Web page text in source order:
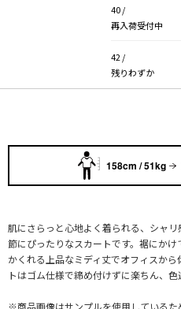
40 /
再入荷受付中
42 /
残りわずか
158cm / 51kg
肌にさらっと心地よく着られる、シャ
節にぴったりなスカートです。裾にか
かくれる上品なミディ丈でオフィスか
トはゴム仕様で締め付けずに楽ちん、色